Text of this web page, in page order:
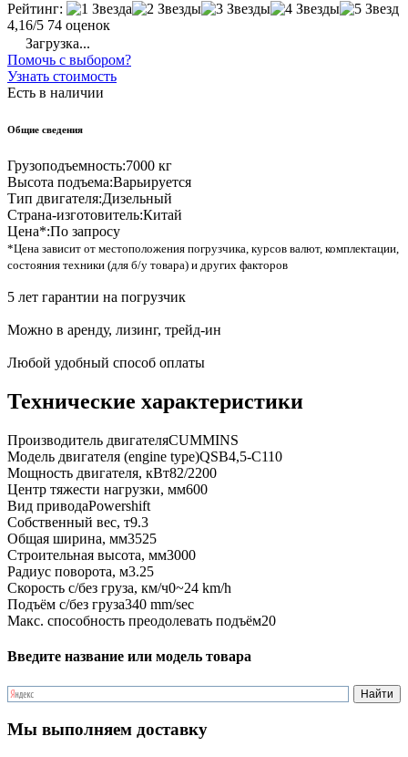
Рейтинг:
4,16/5 74 оценок
Загрузка...
Помочь с выбором?
Узнать стоимость
Есть в наличии
Общие сведения
Грузоподъемность:7000 кг
Высота подъема:Варьируется
Тип двигателя:Дизельный
Страна-изготовитель:Китай
Цена*:По запросу
*Цена зависит от местоположения погрузчика, курсов валют, комплектации,
состояния техники (для б/у товара) и других факторов
5 лет гарантии на погрузчик
Можно в аренду, лизинг, трейд-ин
Любой удобный способ оплаты
Технические характеристики
Производитель двигателяCUMMINS
Модель двигателя (engine type)QSB4,5-C110
Мощность двигателя, кВт82/2200
Центр тяжести нагрузки, мм600
Вид приводаPowershift
Собственный вес, т9.3
Общая ширина, мм3525
Строительная высота, мм3000
Радиус поворота, м3.25
Скорость с/без груза, км/ч0~24 km/h
Подъём с/без груза340 mm/sec
Макс. способность преодолевать подъём20
Введите название или модель товара
Мы выполняем доставку